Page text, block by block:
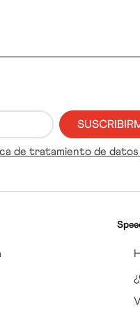
de tratamiento de datos